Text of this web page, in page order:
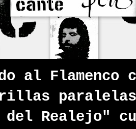
al Flamenco
del Realejo"